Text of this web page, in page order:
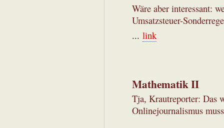
Wäre aber interessant:
Umsatzsteuer-
... link
Mathematik II
Tja, Krautreporter: Das
Onlinejournalismus